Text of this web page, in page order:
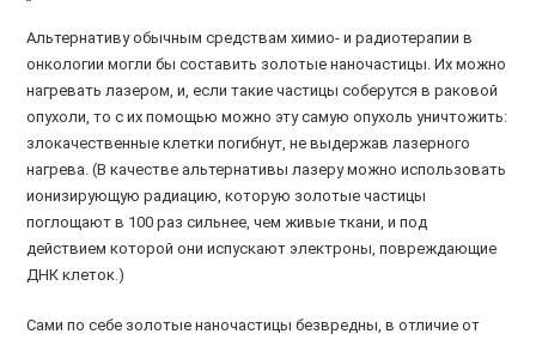
Альтернативу обычным средствам химио- и радиотерапии в
онкологии могли бы составить золотые наночастицы. Их можно
нагревать лазером, и, если такие частицы соберутся в раковой
опухоли, то с их помощью можно эту самую опухоль уничтожить:
злокачественные клетки погибнут, не выдержав лазерного
нагрева. (В качестве альтернативы лазеру можно использовать
ионизирующую радиацию, которую золотые частицы
поглощают в 100 раз сильнее, чем живые ткани, и под
действием которой они испускают электроны, повреждающие
ДНК клеток.)
Сами по себе золотые наночастицы безвредны, в отличие от